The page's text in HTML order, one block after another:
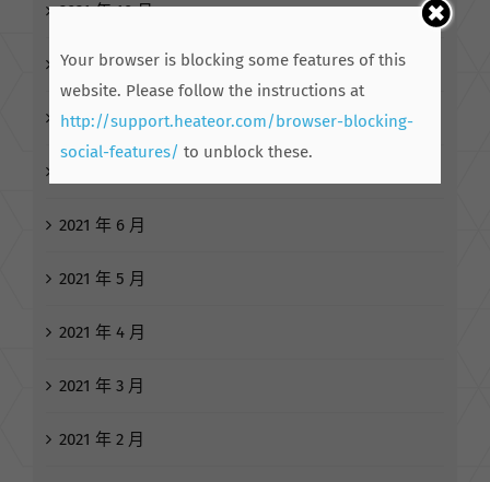
2021 年 10 月
2021 年 9 月
2021 年 8 月
2021 年 6 月
2021 年 5 月
2021 年 4 月
2021 年 3 月
2021 年 2 月
Your browser is blocking some features of this
website. Please follow the instructions at
http://support.heateor.com/browser-blocking-
social-features/ to unblock these.